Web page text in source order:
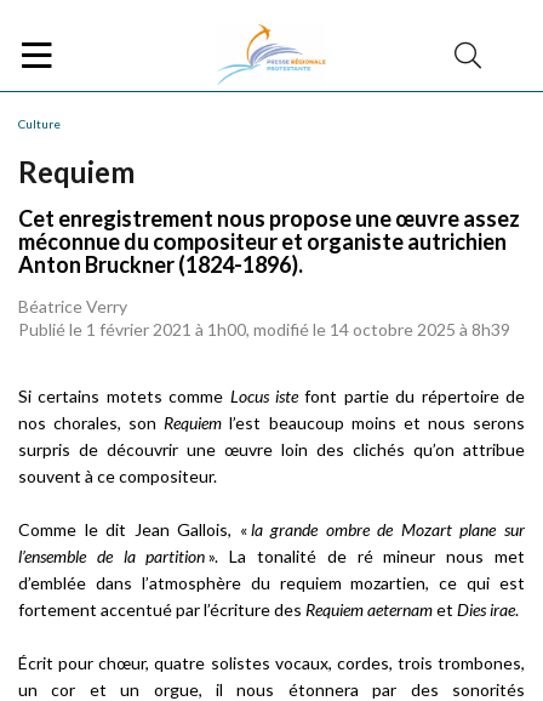
Culture
Requiem
Cet enregistrement nous propose une œuvre assez
méconnue du compositeur et organiste autrichien
Anton Bruckner (1824-1896).
Béatrice Verry
Publié le 1 février 2021 à 1h00, modifié le 14 octobre 2025 à 8h39
Si certains motets comme Locus istefont partie du répertoire de
nos chorales, son Requiem l’est beaucoup moins et nous serons
surpris de découvrir une œuvre loin des clichés qu’on attribue
souvent à ce compositeur.
Comme le dit Jean Gallois, «la grande ombre de Mozart plane sur
l’ensemble de la partition». La tonalité de ré mineur nous met
d’emblée dans l’atmosphère du requiem mozartien, ce qui est
fortement accentué par l’écriture des Requiem aeternamet Dies irae.
Écrit pour chœur, quatre solistes vocaux, cordes, trois trombones,
un cor et un orgue, il nous étonnera par des sonorités